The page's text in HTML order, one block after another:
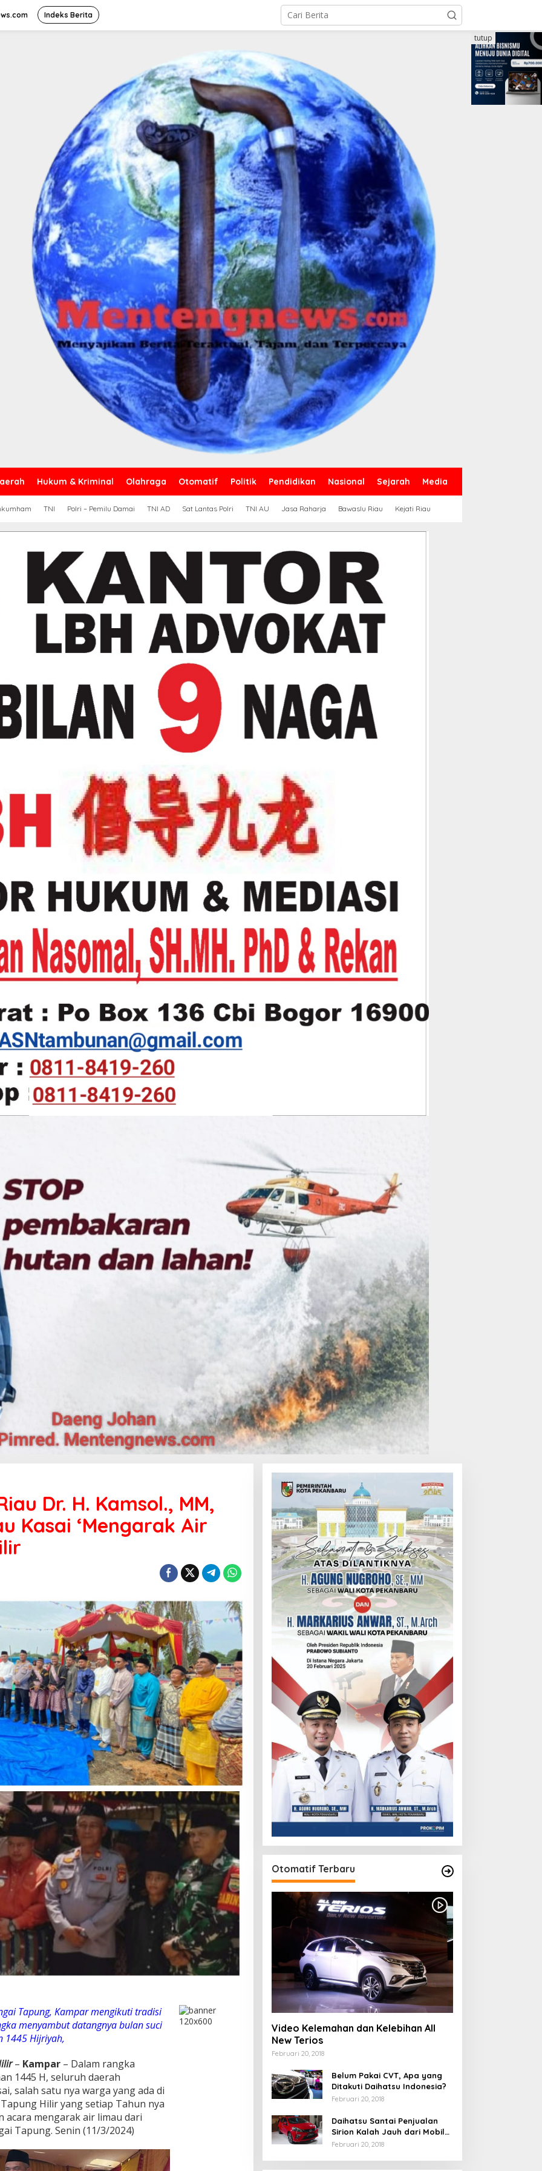
Indeks Berita
Hukum & Kriminal Olahraga Otomatif Politik Pendidikan Nasional Sejarah Media
TNI Polri – Pemilu Damai TNI AD Sat Lantas Polri TNI AU Jasa Raharja Bawaslu Riau Kejati Riau
tutup
Dr. H. Kamsol., MM,
Kasai ‘Mengarak Air
Tapung, Kampar mengikuti tradisi
menyambut datangnya bulan suci
1445 Hijriyah,
– Kampar– Dalam rangka
1445 H, seluruh daerah
salah satu nya warga yang ada di
Hilir yang setiap Tahun nya
acara mengarak air limau dari
Tapung. Senin (11/3/2024)
Otomatif Terbaru
Video Kelemahan dan Kelebihan All
New Terios
Februari 20, 2018
Belum Pakai CVT, Apa yang
Ditakuti Daihatsu Indonesia?
Februari 20, 2018
Daihatsu Santai Penjualan
Sirion Kalah Jauh dari Mobil
LCGC
Februari 20, 2018